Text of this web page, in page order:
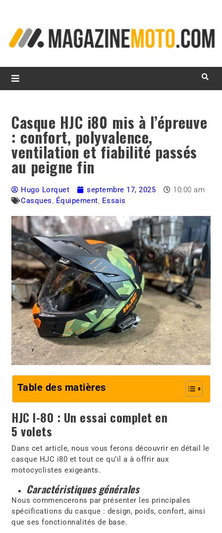
MagazineMoto.com
Casque HJC i80 mis à l’épreuve
: confort, polyvalence,
ventilation et fiabilité passés
au peigne fin
Hugo Lorquet septembre 17, 2025
10:00 am
Casques, Équipement, Essais
Table des matières
HJC I-80 : Un essai complet en
5 volets
Dans cet article, nous vous ferons découvrir en détail le
casque HJC i80 et tout ce qu’il a à offrir aux
motocyclistes exigeants.
Caractéristiques générales
Nous commencerons par présenter les principales
spécifications du casque : design, poids, confort, ainsi
que ses fonctionnalités de base.